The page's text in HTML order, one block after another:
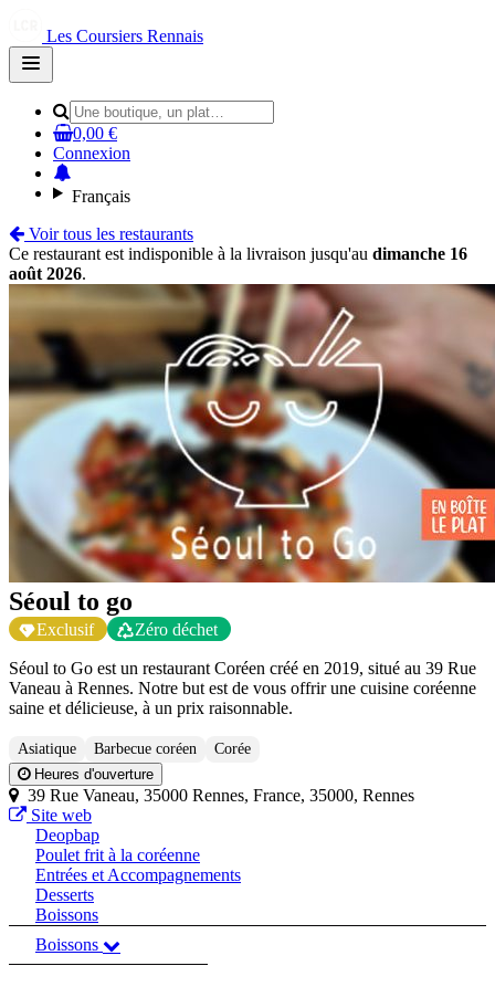
Les Coursiers Rennais
Open
main
0,00 €
Connexion
Français
Voir tous les restaurants
Ce restaurant est indisponible à la livraison jusqu'au dimanche 16
août 2026.
Séoul to go
Exclusif Zéro déchet
Séoul to Go est un restaurant Coréen créé en 2019, situé au 39 Rue
Vaneau à Rennes. Notre but est de vous offrir une cuisine coréenne
saine et délicieuse, à un prix raisonnable.
Asiatique Barbecue coréen
Corée
Heures d'ouverture
39 Rue Vaneau, 35000 Rennes, France, 35000, Rennes
Site web
Deopbap
Poulet frit à la coréenne
Entrées et Accompagnements
Desserts
Boissons
Boissons